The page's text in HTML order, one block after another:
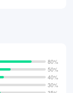
80%
50%
40%
30%